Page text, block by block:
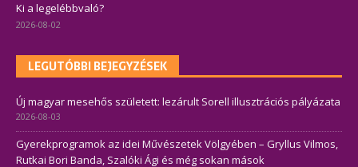
Ki a legelébbvaló?
2026-08-02
LEGUTÓBBI BEJEGYZÉSEK
Új magyar mesehős született: lezárult Sorell illusztrációs pályázata
2026-08-03
Gyerekprogramok az idei Művészetek Völgyében – Gryllus Vilmos,
Rutkai Bori Banda, Szalóki Ági és még sokan mások